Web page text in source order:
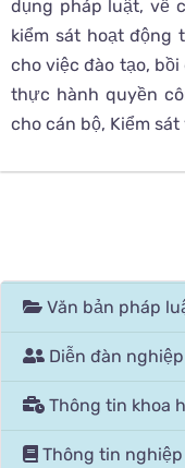
dụng pháp luật, về
kiểm sát hoạt động
cho việc đào tạo,
thực hành quyền
cho cán bộ, Kiểm
Văn bản pháp
Diễn đàn
Thông tin khoa
Thông tin nghiệp